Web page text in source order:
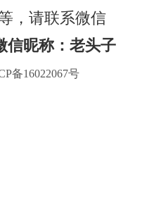
，请联系微信
昵称：老头子
备16022067号